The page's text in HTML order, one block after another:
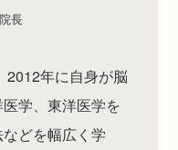
長
2012年に自身が脳
学、東洋医学を
どを幅広く学